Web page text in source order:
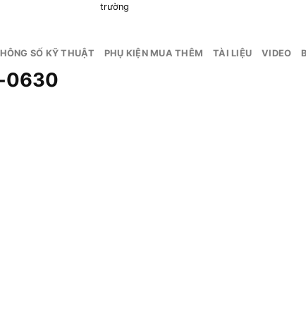
trường
SỐ KỸ THUẬT PHỤ KIỆN MUA THÊM TÀI LIỆU VIDEO
0630